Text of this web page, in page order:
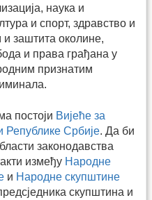
наука и
и спорт, здравство и
и заштита околине,
и права грађана у
признатим
постоји Вијеће за
Републике Србије. Да би
законодавства
између Народне
и Народне скупштине
скупштина и